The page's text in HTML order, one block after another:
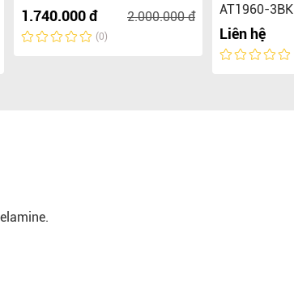
1.740.000 đ 2.000.000 đ
(0)
AT1960-3BK
Liên hệ